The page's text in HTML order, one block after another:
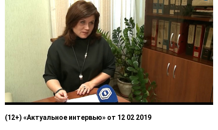
(12+) «Актуальное интервью» от 12 02 2019